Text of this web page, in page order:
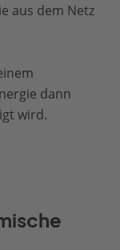
aus dem Netz
dann
wird.